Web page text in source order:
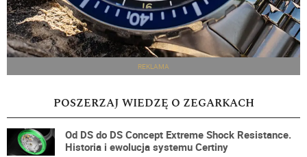
REKLAMA
POSZERZAJ WIEDZĘ O ZEGARKACH
Od DS do DS Concept Extreme Shock Resistance.
Historia i ewolucja systemu Certiny